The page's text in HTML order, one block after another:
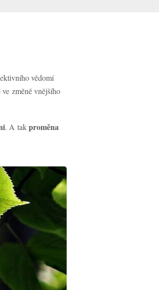
vědomí
změně vnějšího
. A takproměna